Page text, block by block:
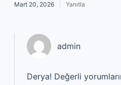
Mart 20, 2026 Yanıtla
admin
Derya! Değerli